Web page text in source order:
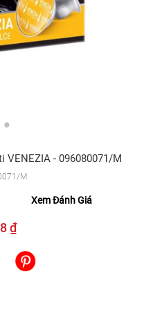
VENEZIA - 096080071/M
M
Xem Đánh Giá
₫